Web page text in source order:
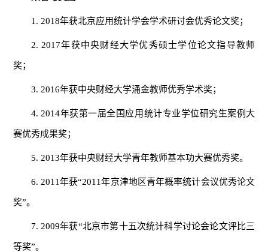
1. 2018年获北京应用统计学会学术研讨会优秀论文奖；
2. 2017年获中央财经大学优秀硕士学位论文指导教师
奖；
3. 2016年获中央财经大学涌金教师优秀学术奖；
4. 2014年获第一届全国应用统计专业学位研究生案例大
赛优秀成果奖；
5. 2013年获中央财经大学青年教师基本功大赛优秀奖。
6. 2011年获“2011年京津地区青年概率统计会议优秀论文
奖”。
7. 2009年获“北京市第十五次统计科学讨论会论文评比三
等奖”。